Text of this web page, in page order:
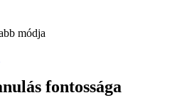
módja
fontossága